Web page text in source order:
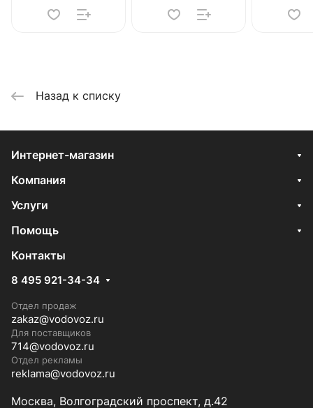
Назад к списку
Интернет-магазин
Компания
Услуги
Помощь
Контакты
8 495 921-34-34
Отдел продаж
zakaz@vodovoz.ru
Для поставщиков
714@vodovoz.ru
Отдел рекламы
reklama@vodovoz.ru
Москва, Волгоградский проспект, д.42